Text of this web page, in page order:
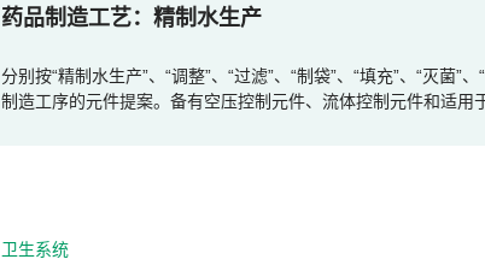
药品制造工艺 精制水生产
分别按“精制水生产”、“调整”、“过滤”、“制袋”、“填充”、“灭菌”
制造工序的元件提案。备有空压控制元件、流体控制元件和适用
卫生系统